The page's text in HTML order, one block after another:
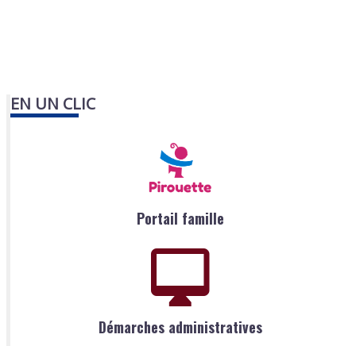
EN UN CLIC
Portail famille
Démarches administratives